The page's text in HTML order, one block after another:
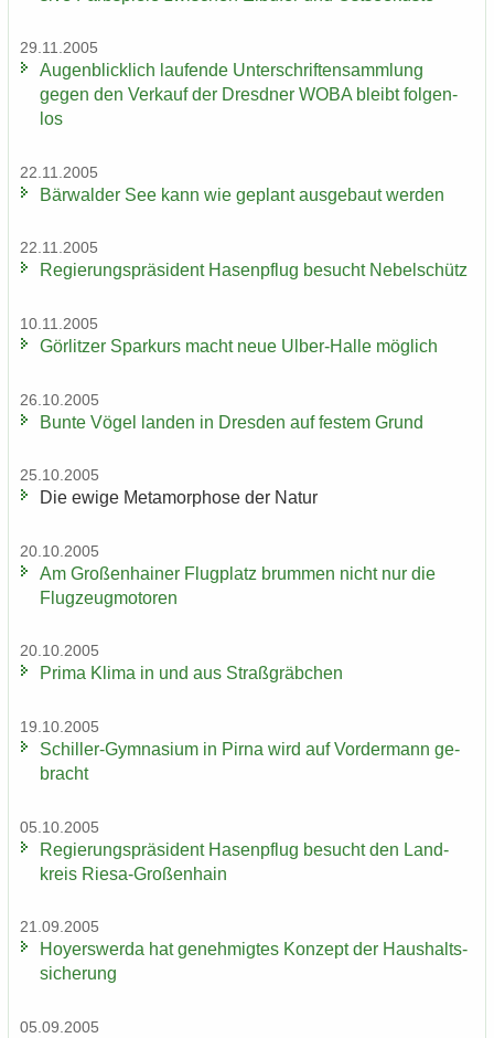
29.11.2005
Au­gen­blick­lich lau­fen­de Un­ter­schrif­ten­samm­lung
gegen den Ver­kauf der Dresd­ner WOBA bleibt fol­gen­
los
22.11.2005
Bär­wal­der See kann wie ge­plant aus­ge­baut wer­den
22.11.2005
Re­gie­rungs­prä­si­dent Ha­sen­pflug be­sucht Ne­bel­schütz
10.11.2005
Gör­lit­zer Spar­kurs macht neue Ulber-​Halle mög­lich
26.10.2005
Bunte Vögel lan­den in Dres­den auf fes­tem Grund
25.10.2005
Die ewige Me­ta­mor­pho­se der Natur
20.10.2005
Am Gro­ßen­hai­ner Flug­platz brum­men nicht nur die
Flug­zeug­mo­to­ren
20.10.2005
Prima Klima in und aus Straß­gräb­chen
19.10.2005
Schiller-​Gymnasium in Pirna wird auf Vor­der­mann ge­
bracht
05.10.2005
Re­gie­rungs­prä­si­dent Ha­sen­pflug be­sucht den Land­
kreis Riesa-​Großenhain
21.09.2005
Ho­yers­wer­da hat ge­neh­mig­tes Kon­zept der Haus­halts­
si­che­rung
05.09.2005